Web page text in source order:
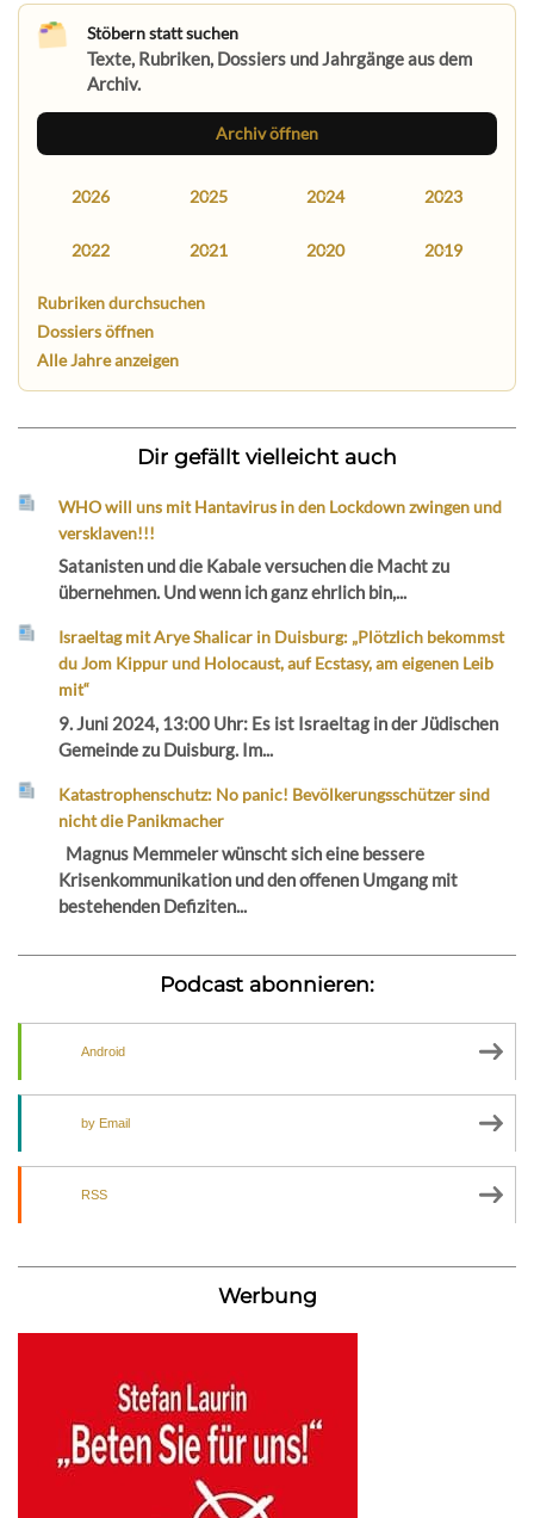
Stöbern statt suchen
Texte, Rubriken, Dossiers und Jahrgänge aus dem
Archiv.
Archiv öffnen
2026 2025 2024 2023
2022 2021 2020 2019
Rubriken durchsuchen
Dossiers öffnen
Alle Jahre anzeigen
Dir gefällt vielleicht auch
WHO will uns mit Hantavirus in den Lockdown zwingen und
versklaven!!!
Satanisten und die Kabale versuchen die Macht zu
übernehmen. Und wenn ich ganz ehrlich bin,...
Israeltag mit Arye Shalicar in Duisburg: „Plötzlich bekommst
du Jom Kippur und Holocaust, auf Ecstasy, am eigenen Leib
mit“
9. Juni 2024, 13:00 Uhr: Es ist Israeltag in der Jüdischen
Gemeinde zu Duisburg. Im...
Katastrophenschutz: No panic! Bevölkerungsschützer sind
nicht die Panikmacher
Magnus Memmeler wünscht sich eine bessere
Krisenkommunikation und den offenen Umgang mit
bestehenden Defiziten...
Podcast abonnieren:
Android
by Email
RSS
Werbung